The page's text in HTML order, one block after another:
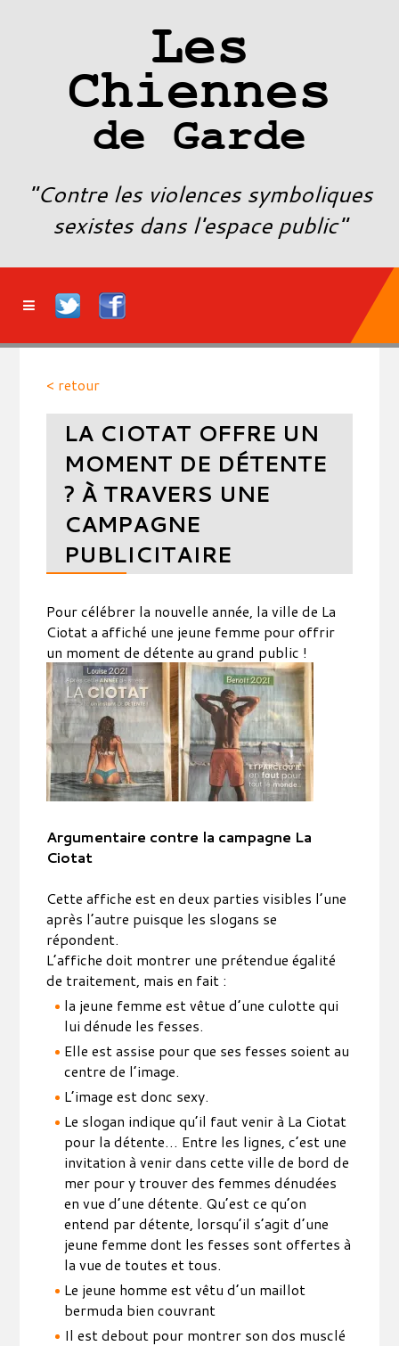
Les
Chiennes
de Garde
"Contre les violences symboliques
sexistes dans l'espace public"
< retour
LA CIOTAT OFFRE UN
MOMENT DE DÉTENTE
? À TRAVERS UNE
CAMPAGNE
PUBLICITAIRE
Pour célébrer la nouvelle année, la ville de La
Ciotat a affiché une jeune femme pour offrir
un moment de détente au grand public !
Argumentaire contre la campagne La
Ciotat
Cette affiche est en deux parties visibles l’une
après l’autre puisque les slogans se
répondent.
L’affiche doit montrer une prétendue égalité
de traitement, mais en fait :
la jeune femme est vêtue d’une culotte qui
lui dénude les fesses.
Elle est assise pour que ses fesses soient au
centre de l’image.
L’image est donc sexy.
Le slogan indique qu’il faut venir à La Ciotat
pour la détente… Entre les lignes, c’est une
invitation à venir dans cette ville de bord de
mer pour y trouver des femmes dénudées
en vue d’une détente. Qu’est ce qu’on
entend par détente, lorsqu’il s’agit d’une
jeune femme dont les fesses sont offertes à
la vue de toutes et tous.
Le jeune homme est vêtu d’un maillot
bermuda bien couvrant
Il est debout pour montrer son dos musclé